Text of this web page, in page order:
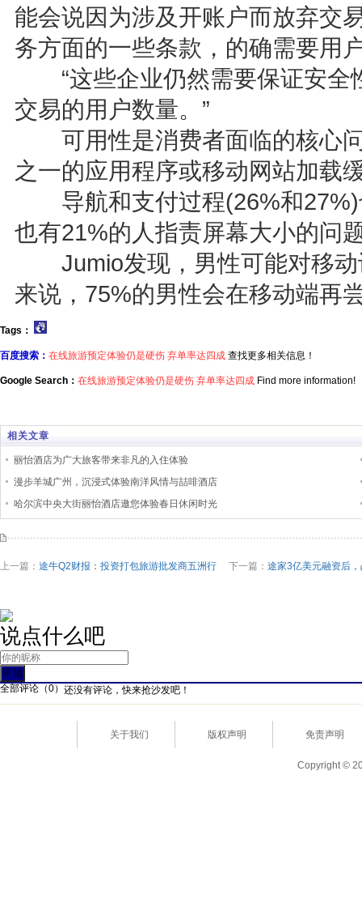
能会说因为涉及开账户而放弃交
务方面的一些条款，的确需要用
“这些企业仍然需要保证安全
交易的用户数量。”
可用性是消费者面临的核心问
之一的应用程序或移动网站加载
导航和支付过程(26%和27%)
也有21%的人指责屏幕大小的问
Jumio发现，男性可能对移动
来说，75%的男性会在移动端再
Tags：
百度搜索： 在线旅游预定体验仍是硬伤 弃单率达四成 查找更多相关信息！
Google Search： 在线旅游预定体验仍是硬伤 弃单率达四成 Find more information!
相关文章
丽怡酒店为广大旅客带来非凡的入住体验
漫步羊城广州，沉浸式体验南洋风情与喆啡酒店
哈尔滨中央大街丽怡酒店邀您体验春日休闲时光
上一篇： 途牛Q2财报：投资打包旅游批发商五洲行 下一篇： 途家3亿美元融资后
说点什么吧
全部评论（0） 还没有评论，快来抢沙发吧！
关于我们 版权声明 免责声明
Copyright ©